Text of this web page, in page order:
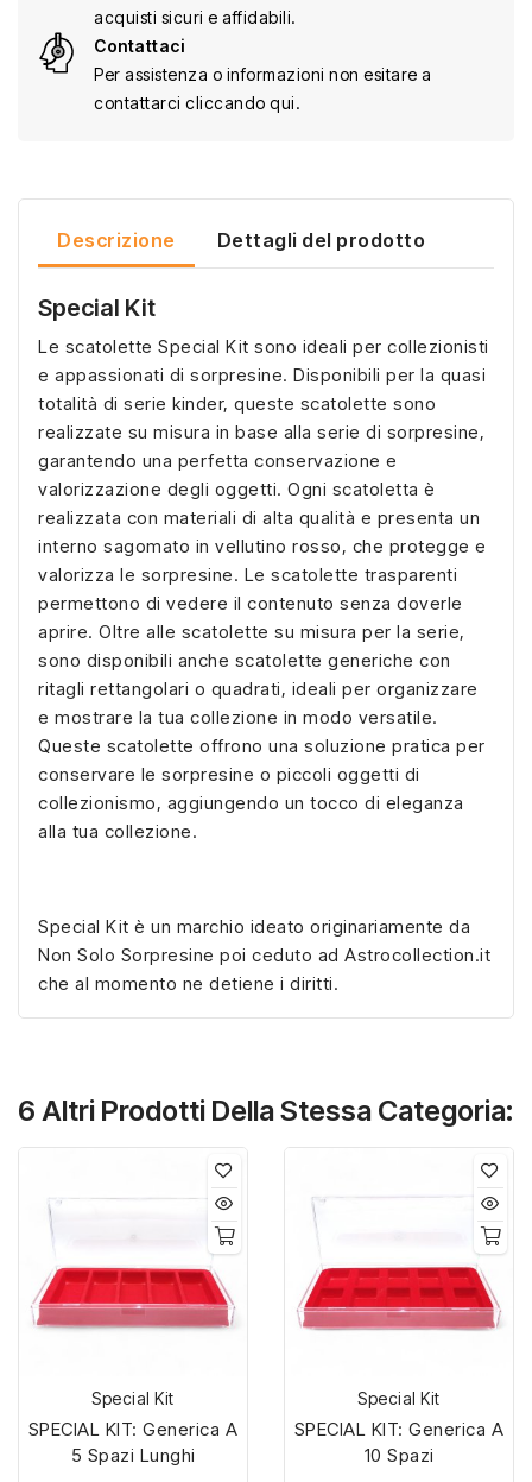
acquisti sicuri e affidabili.
Contattaci
Per assistenza o informazioni non esitare a
contattarci cliccando qui.
Descrizione Dettagli del prodotto
Special Kit
Le scatolette Special Kit sono ideali per collezionisti
e appassionati di sorpresine. Disponibili per la quasi
totalità di serie kinder, queste scatolette sono
realizzate su misura in base alla serie di sorpresine,
garantendo una perfetta conservazione e
valorizzazione degli oggetti. Ogni scatoletta è
realizzata con materiali di alta qualità e presenta un
interno sagomato in vellutino rosso, che protegge e
valorizza le sorpresine. Le scatolette trasparenti
permettono di vedere il contenuto senza doverle
aprire. Oltre alle scatolette su misura per la serie,
sono disponibili anche scatolette generiche con
ritagli rettangolari o quadrati, ideali per organizzare
e mostrare la tua collezione in modo versatile.
Queste scatolette offrono una soluzione pratica per
conservare le sorpresine o piccoli oggetti di
collezionismo, aggiungendo un tocco di eleganza
alla tua collezione.
Special Kit è un marchio ideato originariamente da
Non Solo Sorpresine poi ceduto ad Astrocollection.it
che al momento ne detiene i diritti.
6 Altri Prodotti Della Stessa Categoria:
Special Kit
SPECIAL KIT: Generica A
5 Spazi Lunghi
Special Kit
SPECIAL KIT: Generica A
10 Spazi